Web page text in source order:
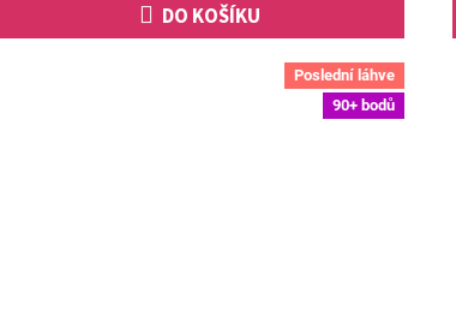
DO KOŠÍKU
Poslední láhve
90+ bodů